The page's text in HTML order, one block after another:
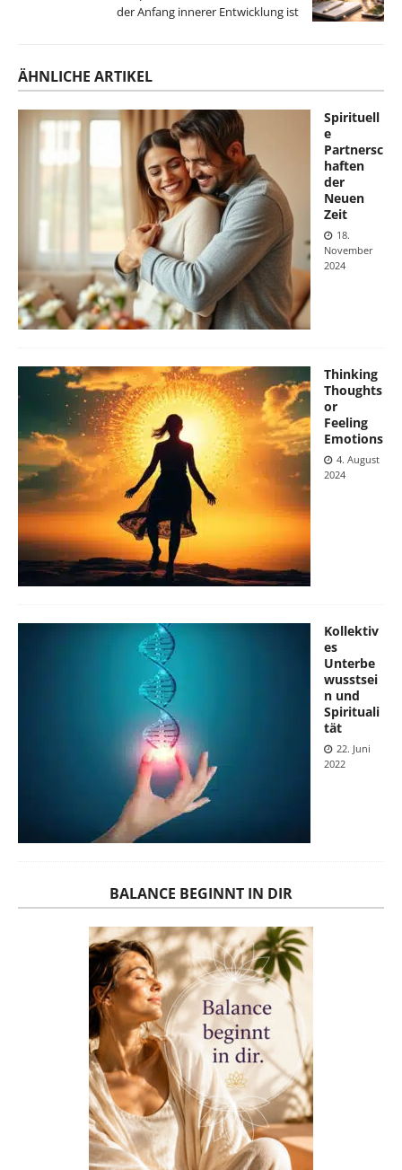
der Anfang innerer Entwicklung ist
ÄHNLICHE ARTIKEL
Spirituell
e
Partnersc
haften
der
Neuen
Zeit
18.
November
2024
Thinking
Thoughts
or
Feeling
Emotions
4. August
2024
Kollektiv
es
Unterbe
wusstsei
n und
Spirituali
tät
22. Juni
2022
BALANCE BEGINNT IN DIR